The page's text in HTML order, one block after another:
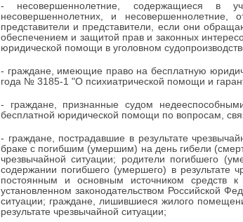
- несовершеннолетние, содержащиеся в
несовершеннолетних, и
представители и представители, если они
обеспечением и защитой прав и законных
юридической помощи в уголовном
- граждане, имеющие право на бесплатную
года № 3185-1 "О психиатрической помощи и
- граждане, признанные судом
бесплатной юридической помощи по вопросам,
- граждане, пострадавшие в результате
браке с погибшим (умершим) на день гибели
чрезвычайной ситуации; родители погибшего
содержании погибшего (умершего) в результате
постоянным и основным источником средств
установленном законодательством Российской
ситуации; граждане, лишившиеся жилого
результате чрезвычайной ситуации;